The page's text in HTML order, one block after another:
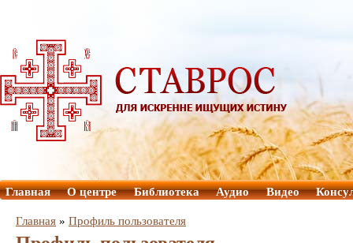
Главная О центре Библиотека Аудио Видео
Главная » Профиль пользователя